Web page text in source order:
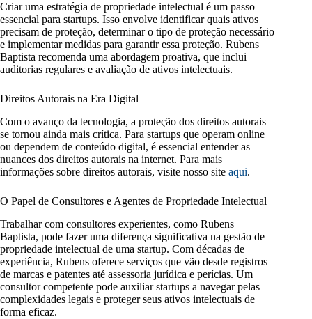
Criar uma estratégia de propriedade intelectual é um passo
essencial para startups. Isso envolve identificar quais ativos
precisam de proteção, determinar o tipo de proteção necessário
e implementar medidas para garantir essa proteção. Rubens
Baptista recomenda uma abordagem proativa, que inclui
auditorias regulares e avaliação de ativos intelectuais.
Direitos Autorais na Era Digital
Com o avanço da tecnologia, a proteção dos direitos autorais
se tornou ainda mais crítica. Para startups que operam online
ou dependem de conteúdo digital, é essencial entender as
nuances dos direitos autorais na internet. Para mais
informações sobre direitos autorais, visite nosso site aqui.
O Papel de Consultores e Agentes de Propriedade Intelectual
Trabalhar com consultores experientes, como Rubens
Baptista, pode fazer uma diferença significativa na gestão de
propriedade intelectual de uma startup. Com décadas de
experiência, Rubens oferece serviços que vão desde registros
de marcas e patentes até assessoria jurídica e perícias. Um
consultor competente pode auxiliar startups a navegar pelas
complexidades legais e proteger seus ativos intelectuais de
forma eficaz.